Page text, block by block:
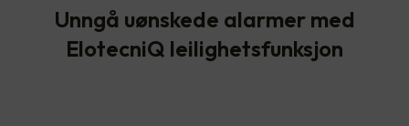
Unngå uønskede alarmer med
ElotecniQ leilighetsfunksjon